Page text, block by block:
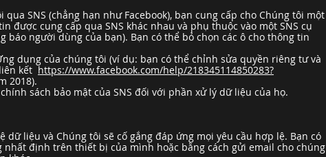
SNS (chẳng hạn như Facebook), bạn cung cấp cho Chúng tôi một
cung cấp qua SNS khác nhau và phụ thuộc vào một SNS cụ
người dùng của bạn). Bạn có thể bỏ chọn các ô cho thông tin
dụng của chúng tôi (ví dụ: bạn có thể chỉnh sửa quyền riêng tư và
liên kếthttps://www.facebook.com/help/218345114850283?
2018).
sách bảo mật của SNS đối với phần xử lý dữ liệu của họ.
liệu và Chúng tôi sẽ cố gắng đáp ứng mọi yêu cầu hợp lệ. Bạn có
định trên thiết bị của mình hoặc bằng cách gửi email cho chúng